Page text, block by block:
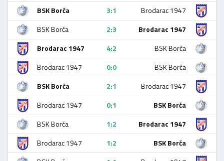
BSK Borča
3:1
Brodarac 1947
BSK Borča
2:3
Brodarac 1947
Brodarac 1947
4:2
BSK Borča
Brodarac 1947
0:0
BSK Borča
BSK Borča
2:1
Brodarac 1947
Brodarac 1947
0:1
BSK Borča
BSK Borča
1:2
Brodarac 1947
Brodarac 1947
1:2
BSK Borča